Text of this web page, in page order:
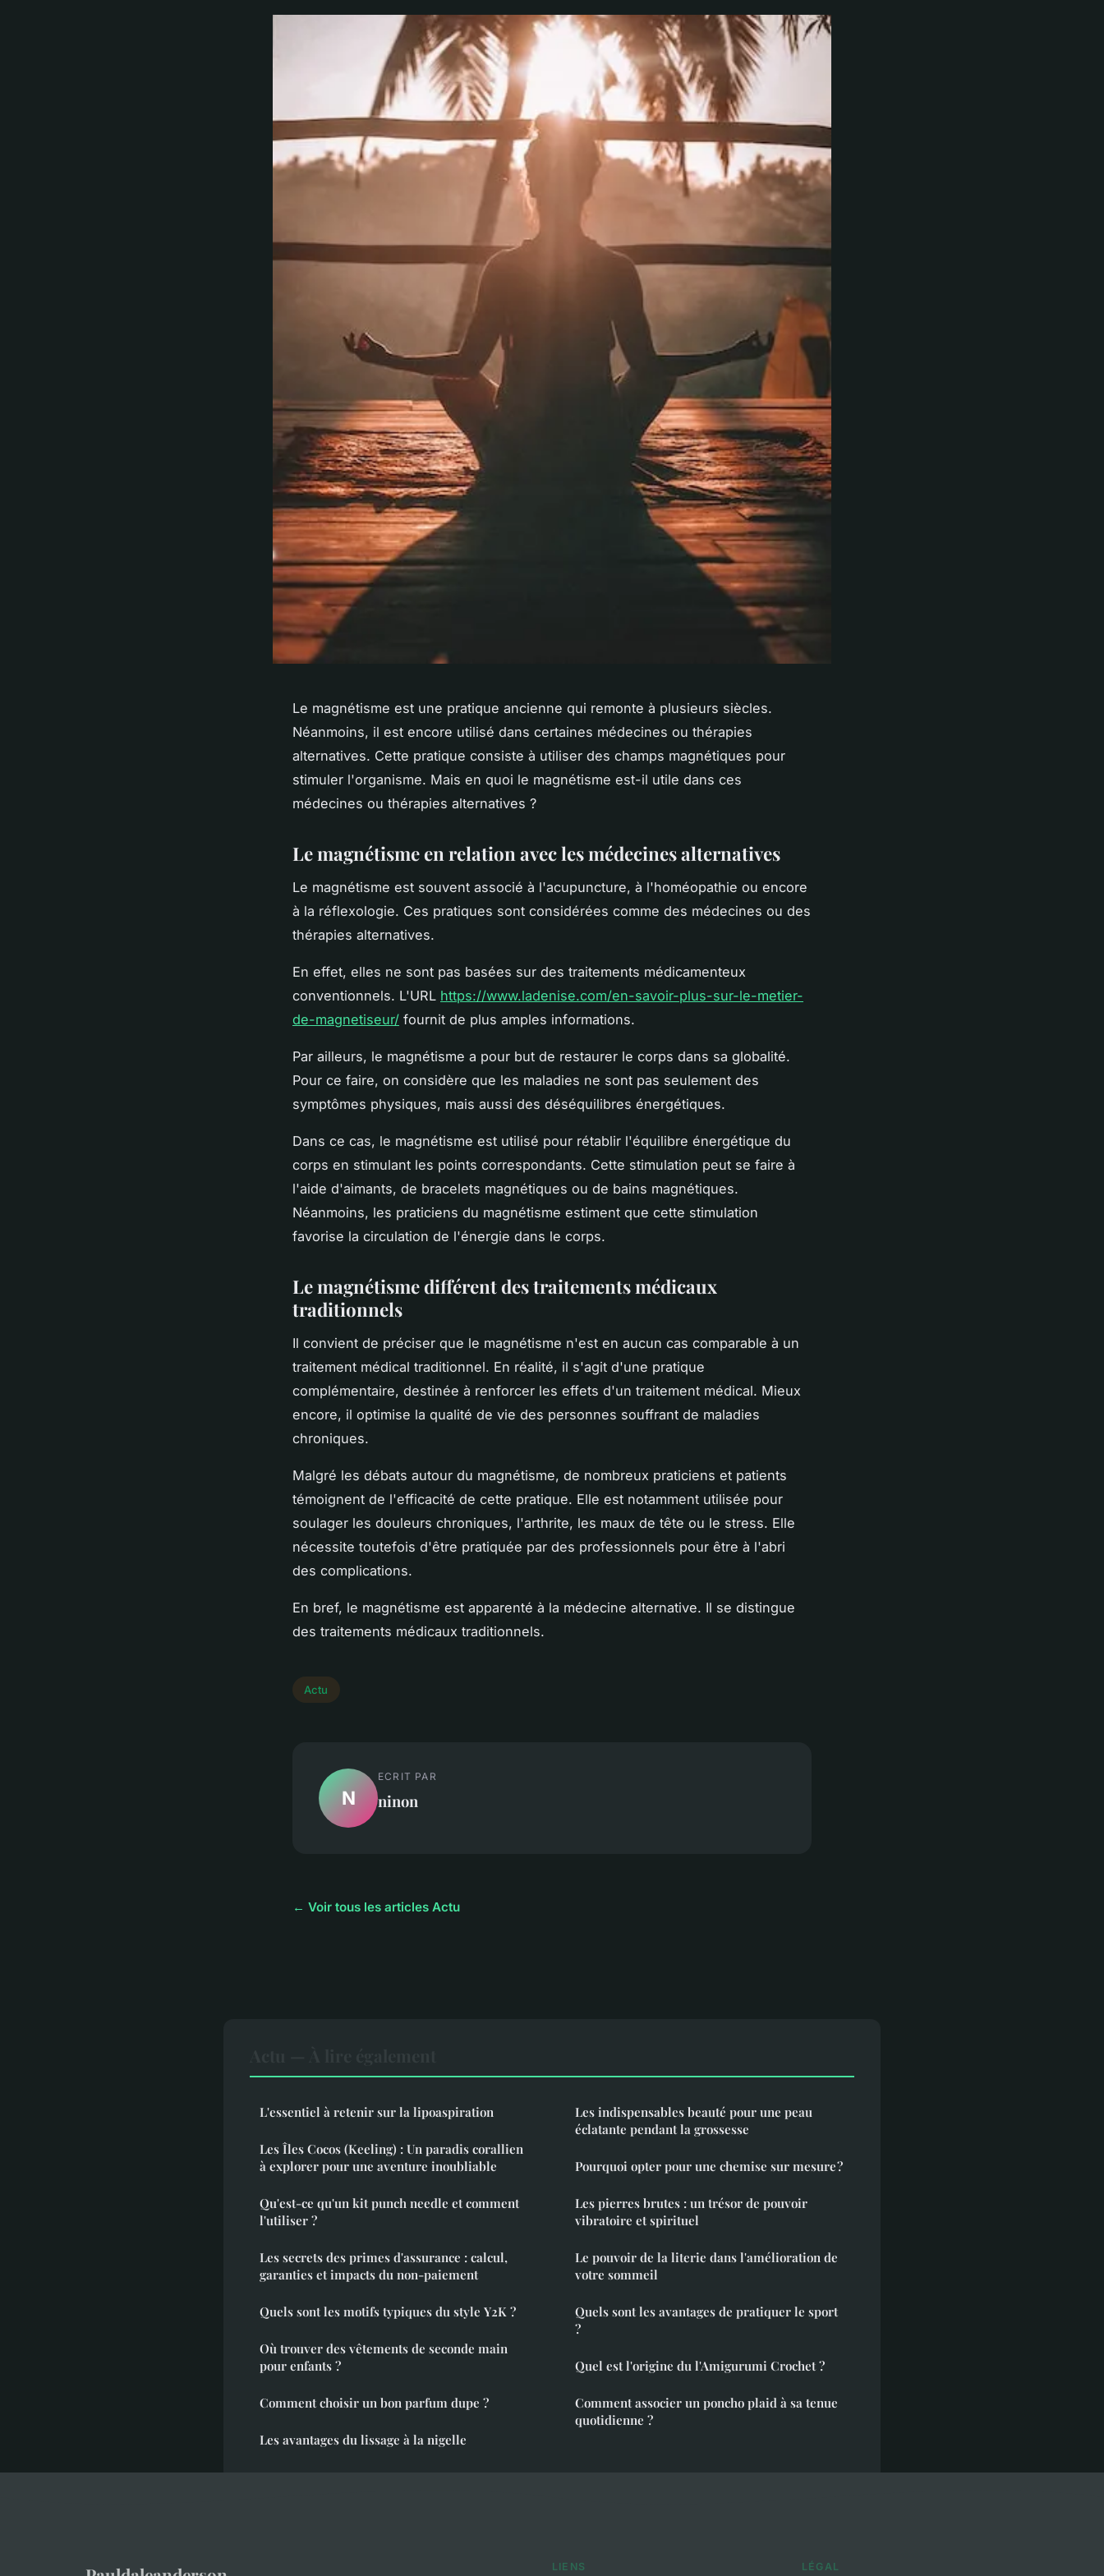
Le magnétisme est une pratique ancienne qui remonte à plusieurs siècles.
Néanmoins, il est encore utilisé dans certaines médecines ou thérapies
alternatives. Cette pratique consiste à utiliser des champs magnétiques pour
stimuler l'organisme. Mais en quoi le magnétisme est-il utile dans ces
médecines ou thérapies alternatives ?
Le magnétisme en relation avec les médecines alternatives
Le magnétisme est souvent associé à l'acupuncture, à l'homéopathie ou encore
à la réflexologie. Ces pratiques sont considérées comme des médecines ou des
thérapies alternatives.
En effet, elles ne sont pas basées sur des traitements médicamenteux
conventionnels. L'URL https://www.ladenise.com/en-savoir-plus-sur-le-metier-
de-magnetiseur/ fournit de plus amples informations.
Par ailleurs, le magnétisme a pour but de restaurer le corps dans sa globalité.
Pour ce faire, on considère que les maladies ne sont pas seulement des
symptômes physiques, mais aussi des déséquilibres énergétiques.
Dans ce cas, le magnétisme est utilisé pour rétablir l'équilibre énergétique du
corps en stimulant les points correspondants. Cette stimulation peut se faire à
l'aide d'aimants, de bracelets magnétiques ou de bains magnétiques.
Néanmoins, les praticiens du magnétisme estiment que cette stimulation
favorise la circulation de l'énergie dans le corps.
Le magnétisme différent des traitements médicaux
traditionnels
Il convient de préciser que le magnétisme n'est en aucun cas comparable à un
traitement médical traditionnel. En réalité, il s'agit d'une pratique
complémentaire, destinée à renforcer les effets d'un traitement médical. Mieux
encore, il optimise la qualité de vie des personnes souffrant de maladies
chroniques.
Malgré les débats autour du magnétisme, de nombreux praticiens et patients
témoignent de l'efficacité de cette pratique. Elle est notamment utilisée pour
soulager les douleurs chroniques, l'arthrite, les maux de tête ou le stress. Elle
nécessite toutefois d'être pratiquée par des professionnels pour être à l'abri
des complications.
En bref, le magnétisme est apparenté à la médecine alternative. Il se distingue
des traitements médicaux traditionnels.
Actu
N
ECRIT PAR
ninon
← Voir tous les articles Actu
L'essentiel à retenir sur la lipoaspiration
Les Îles Cocos (Keeling) : Un paradis corallien
à explorer pour une aventure inoubliable
Qu'est-ce qu'un kit punch needle et comment
l'utiliser ?
Les secrets des primes d'assurance : calcul,
garanties et impacts du non-paiement
Quels sont les motifs typiques du style Y2K ?
Où trouver des vêtements de seconde main
pour enfants ?
Comment choisir un bon parfum dupe ?
Les avantages du lissage à la nigelle
Les indispensables beauté pour une peau
éclatante pendant la grossesse
Pourquoi opter pour une chemise sur mesure ?
Les pierres brutes : un trésor de pouvoir
vibratoire et spirituel
Le pouvoir de la literie dans l'amélioration de
votre sommeil
Quels sont les avantages de pratiquer le sport
?
Quel est l'origine du l'Amigurumi Crochet ?
Comment associer un poncho plaid à sa tenue
quotidienne ?
LIENS LÉGAL